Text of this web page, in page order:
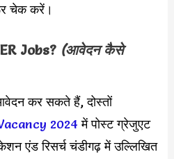
चेक करें।
Jobs?(आवेदन कैसे
कर सकते हैं, दोस्तों
2024 में पोस्ट ग्रेजुएट
एंड रिसर्च चंडीगढ़ में उल्लिखित